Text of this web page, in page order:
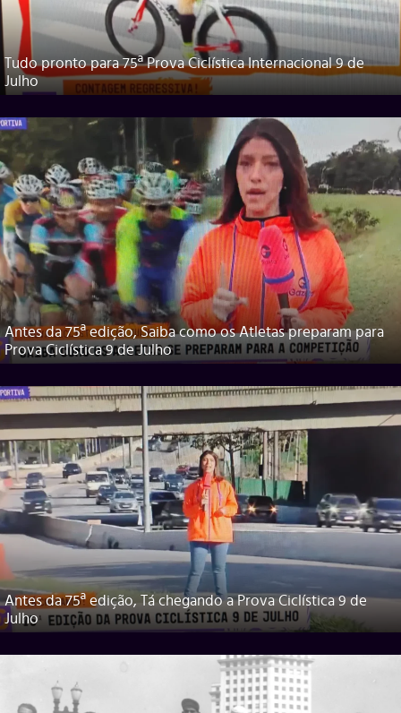
Tudo pronto para 75ª Prova Ciclística Internacional 9 de
Julho
Antes da 75ª edição, Saiba como os Atletas preparam para
Prova Ciclística 9 de Julho
Antes da 75ª edição, Tá chegando a Prova Ciclística 9 de
Julho